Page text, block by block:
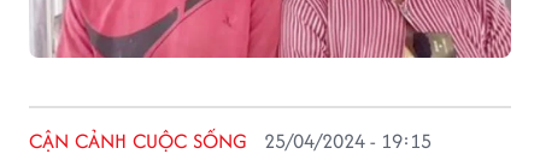
CẬN CẢNH CUỘC SỐNG 25/04/2024 - 19:15